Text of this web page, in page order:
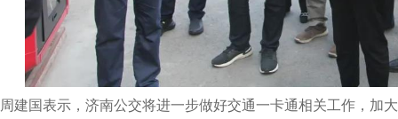
周建国表示，济南公交将进一步做好交通一卡通相关工作，加